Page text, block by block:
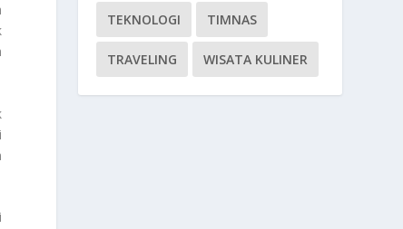
TEKNOLOGI TIMNAS
TRAVELING WISATA KULINER